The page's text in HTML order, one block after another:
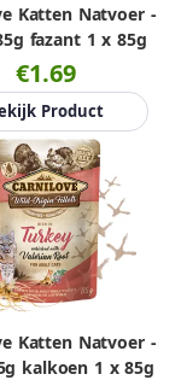
Katten Natvoer -
fazant 1 x 85g
€1.69
Product
Katten Natvoer -
kalkoen 1 x 85g